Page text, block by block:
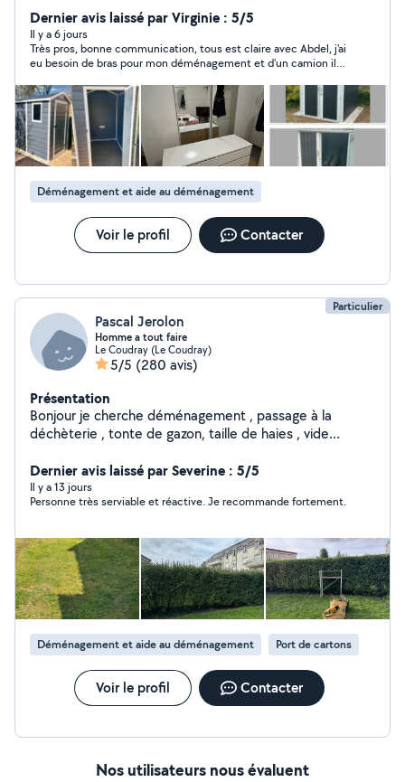
d'autres domaines dans lesquels je peux répondre à vos
attentes je vous laisse les découvrir via mon profil.
Dernier avis laissé par Virginie : 5/5
Il y a 6 jours
Très pros, bonne communication, tous est claire avec Abdel, j'ai
eu besoin de bras pour mon déménagement et d'un camion il
Déménagement et aide au déménagement
Voir le profil Contacter
Particulier
Pascal Jerolon
Homme a tout faire
Le Coudray (Le Coudray)
5/5 (280 avis)
Présentation
Bonjour je cherche déménagement , passage à la
déchèterie , tonte de gazon, taille de haies , vide
n hésiter pas.. et accepte les cesu .
Dernier avis laissé par Severine : 5/5
Il y a 13 jours
Personne très serviable et réactive. Je recommande fortement.
Déménagement et aide au déménagement Port de cartons
Voir le profil Contacter
Nos utilisateurs nous évaluent